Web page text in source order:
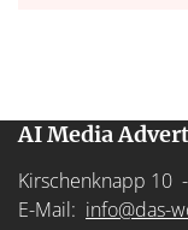
AI Media
Kirschenknapp 10
E-Mail: info@das-